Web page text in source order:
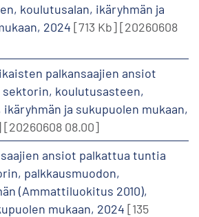
koulutusalan, ikäryhmän ja
2024 [713 Kb][20260608
palkansaajien ansiot
sektorin, koulutusasteen,
ja sukupuolen mukaan,
[20260608 08.00]
ansiot palkattua tuntia
palkkausmuodon,
(Ammattiluokitus 2010),
mukaan, 2024 [135